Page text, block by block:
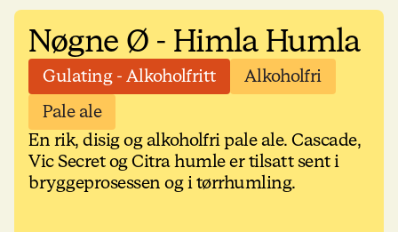
Nøgne Ø - Himla Humla
Gulating - Alkoholfritt
Alkoholfri
Pale ale
En rik, disig og alkoholfri pale ale. Cascade,
Vic Secret og Citra humle er tilsatt sent i
bryggeprosessen og i tørrhumling.